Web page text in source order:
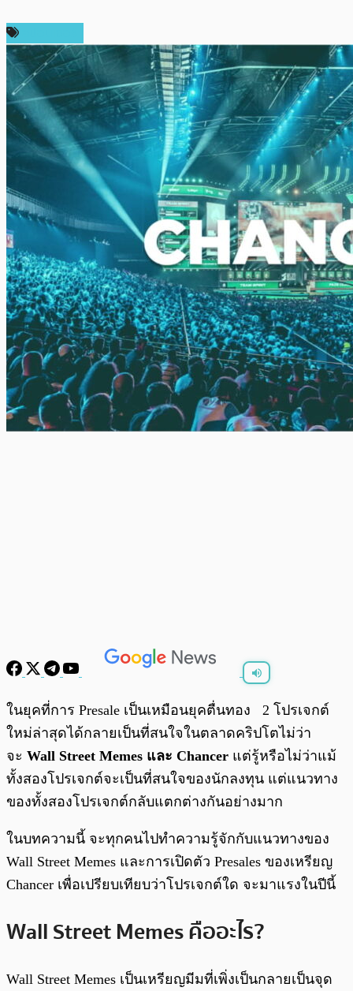
พร้อมเล่น 0:00
ในยุคที่การ Presale เป็นเหมือนยุคตื่นทอง 2 โปรเจกต์
ใหม่ล่าสุดได้กลายเป็นที่สนใจในตลาดคริปโตไม่ว่า
จะ Wall Street Memes และ Chancer แต่รู้หรือไม่ว่าแม้
ทั้งสองโปรเจกต์จะเป็นที่สนใจของนักลงทุน แต่แนวทาง
ของทั้งสองโปรเจกต์กลับแตกต่างกันอย่างมาก
ในบทความนี้ จะทุกคนไปทำความรู้จักกับแนวทางของ
Wall Street Memes และการเปิดตัว Presales ของเหรียญ
Chancer เพื่อเปรียบเทียบว่าโปรเจกต์ใด จะมาแรงในปีนี้
Wall Street Memes คืออะไร?
Wall Street Memes เป็นเหรียญมีมที่เพิ่งเป็นกลายเป็นจุด